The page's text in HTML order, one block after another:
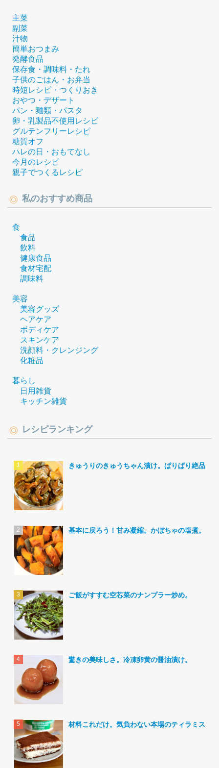
主菜
副菜
汁物
簡単おつまみ
発酵食品
保存食・調味料・たれ
子供のごはん・お弁当
時短レシピ・つくりおき
おやつ・デザート
パン・麺類・パスタ
卵・乳製品不使用レシピ
グルテンフリーレシピ
糖質オフ
ハレの日・おもてなし
今月のレシピ
親子でつくるレシピ
私のおすすめ商品
食
食品
飲料
健康食品
食材宅配
調味料
美容
美容グッズ
ヘアケア
ボディケア
スキンケア
洗顔料・クレンジング
化粧品
暮らし
日用雑貨
キッチン雑貨
レシピランキング
きゅうりのきゅうちゃん漬け。ぱりぱり絶品。
基本に戻ろう！甘み凝縮。かぼちゃの塩煮。
ご飯がすすむ空芯菜のナンプラー炒め。
驚きの美味しさ。冷凍卵黄の醤油漬け。
材料これだけ。気負わない本場のティラミス。